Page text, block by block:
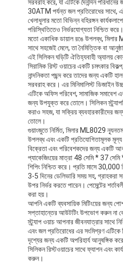
বাচ্চাদের কব্জি ঘড়ি
ওয়াচ রিপেয়ার পার্টস
চাবুক খুচরা যন্ত্রাংশ দেখুন
সরবরাহ করে, যা এটিকে দৈনন্দিন
30ATM পর্যন্ত জল প্রতিরোধের সাথে,
খেলাধুলার মতো বিভিন্ন বহিরঙ্গন
পরিস্থিতিতেও নির্ভরযোগ্যতা নিশ্চিত
মতো একাধিক ডায়াল রঙে উপলব্ধ,
সাথে সহজেই মেলে, তা নৈমিত্তিক বা
এই সিলিকন ঘড়িটি ঐতিহ্যবাহী অ্যালয়
সিরামিক রিস্ট ওয়াচের একটি চমৎকার
নান্দনিকতা পছন্দ করে তাদের জন্য একটি
সরবরাহ করে। এর মিনিমালিস্ট ডিজাইন
এটিকে অফিস পরিবেশ, সামাজিক সমাবেশ
জন্য উপযুক্ত করে তোলে। সিলিকন
করাও সহজ, যা সক্রিয় ব্যবহারকারীদের
তোলে।
গুয়াংজুতে নির্মিত, মিলার ML8029
উপলব্ধ এবং একটি প্রতিযোগিতামূলক মূল্য
বিক্রেতা এবং পরিবেশকদের জন্য একটি
প্যাকেজিংয়ের মাত্রা 48 সেমি * 37
শিপিং নিশ্চিত করে। প্রতি মাসে 30,000
3-5 দিনের ডেলিভারি সময় সহ, গ্রাহকরা
উপর নির্ভর করতে পারেন। পেমেন্টের
করা হয়।
আপনি একটি ব্যবসায়িক মিটিংয়ের জন্য
সপ্তাহান্তের আউটটিং উপভোগ করুন না
স্ট্র্যাপ ওয়াচ আপনার জীবনযাত্রার সাথে
এবং জল প্রতিরোধের এর সংমিশ্রণ এটিকে
দৃশ্যের জন্য একটি অপরিহার্য আনুষঙ্গিক
সিলিকন রিস্টওয়াচের সাথে ফ্যাশন এবং
করুন।